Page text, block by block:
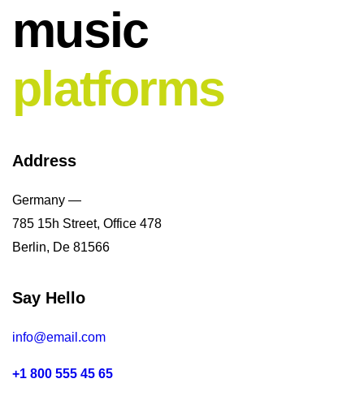
music
platforms
Address
Germany —
785 15h Street, Office 478
Berlin, De 81566
Say Hello
info@email.com
+1 800 555 45 65